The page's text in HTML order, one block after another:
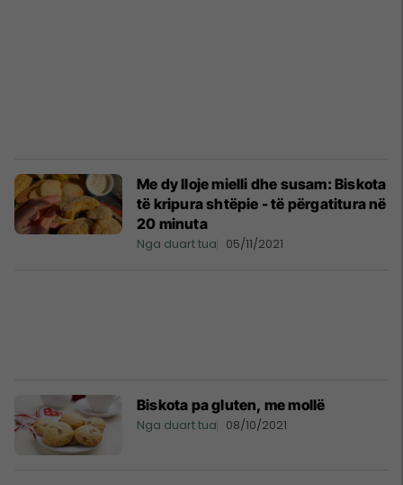
Me dy lloje mielli dhe susam: Biskota
të kripura shtëpie - të përgatitura në
20 minuta
Nga duart tua 05/11/2021
Biskota pa gluten, me mollë
Nga duart tua 08/10/2021